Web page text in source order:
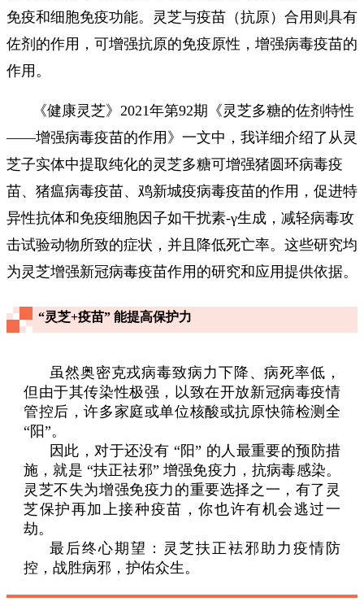
免疫和细胞免疫功能。灵芝与疫苗（抗原）合用则具有
佐剂的作用，可增强抗原的免疫原性，增强病毒疫苗的
作用。
《健康灵芝》2021年第92期《灵芝多糖的佐剂特性
——增强病毒疫苗的作用》一文中，我详细介绍了从灵
芝子实体中提取纯化的灵芝多糖可增强猪圆环病毒疫
苗、猪瘟病毒疫苗、鸡新城疫病毒疫苗的作用，促进特
异性抗体和免疫细胞因子如干扰素-γ生成，减轻病毒攻
击试验动物所致的症状，并且降低死亡率。这些研究均
为灵芝增强新冠病毒疫苗作用的研究和应用提供依据。
“灵芝+疫苗” 能提高保护力
虽然奥密克戎病毒致病力下降、病死率低，
但由于其传染性极强，以致在开放新冠病毒疫情
管控后，许多家庭或单位核酸或抗原快筛检测全
“阳”。
因此，对于还没有 “阳” 的人最重要的预防措
施，就是 “扶正祛邪” 增强免疫力，抗病毒感染。
灵芝不失为增强免疫力的重要选择之一，有了灵
芝保护再加上接种疫苗，你也许有机会逃过一
劫。
最后终心期望：灵芝扶正袪邪助力疫情防
控，战胜病邪，护佑众生。